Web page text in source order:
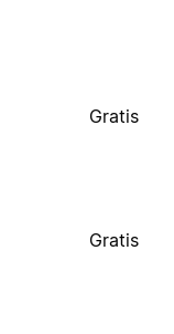
Gratis
Gratis